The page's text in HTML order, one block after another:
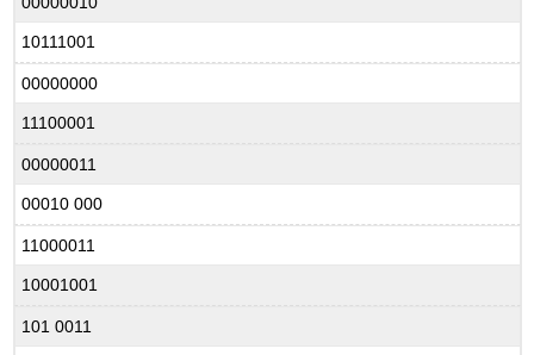
10111001
00000000
11100001
00000011
00010 000
11000011
10001001
101 0011